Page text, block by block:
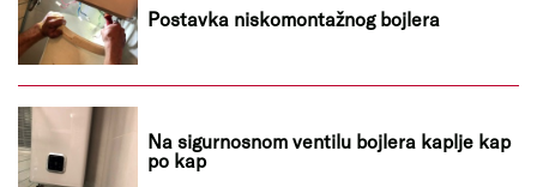
Postavka niskomontažnog bojlera
Na sigurnosnom ventilu bojlera kaplje kap
po kap